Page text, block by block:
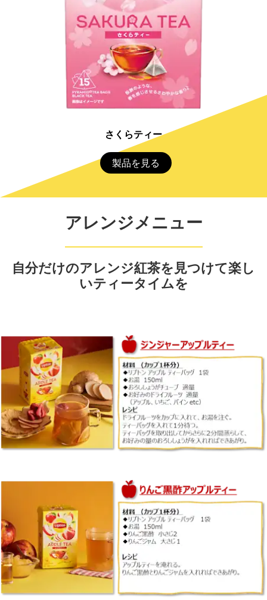
さくらティー
製品を見る
アレンジメニュー
自分だけのアレンジ紅茶を見つけて楽し
いティータイムを